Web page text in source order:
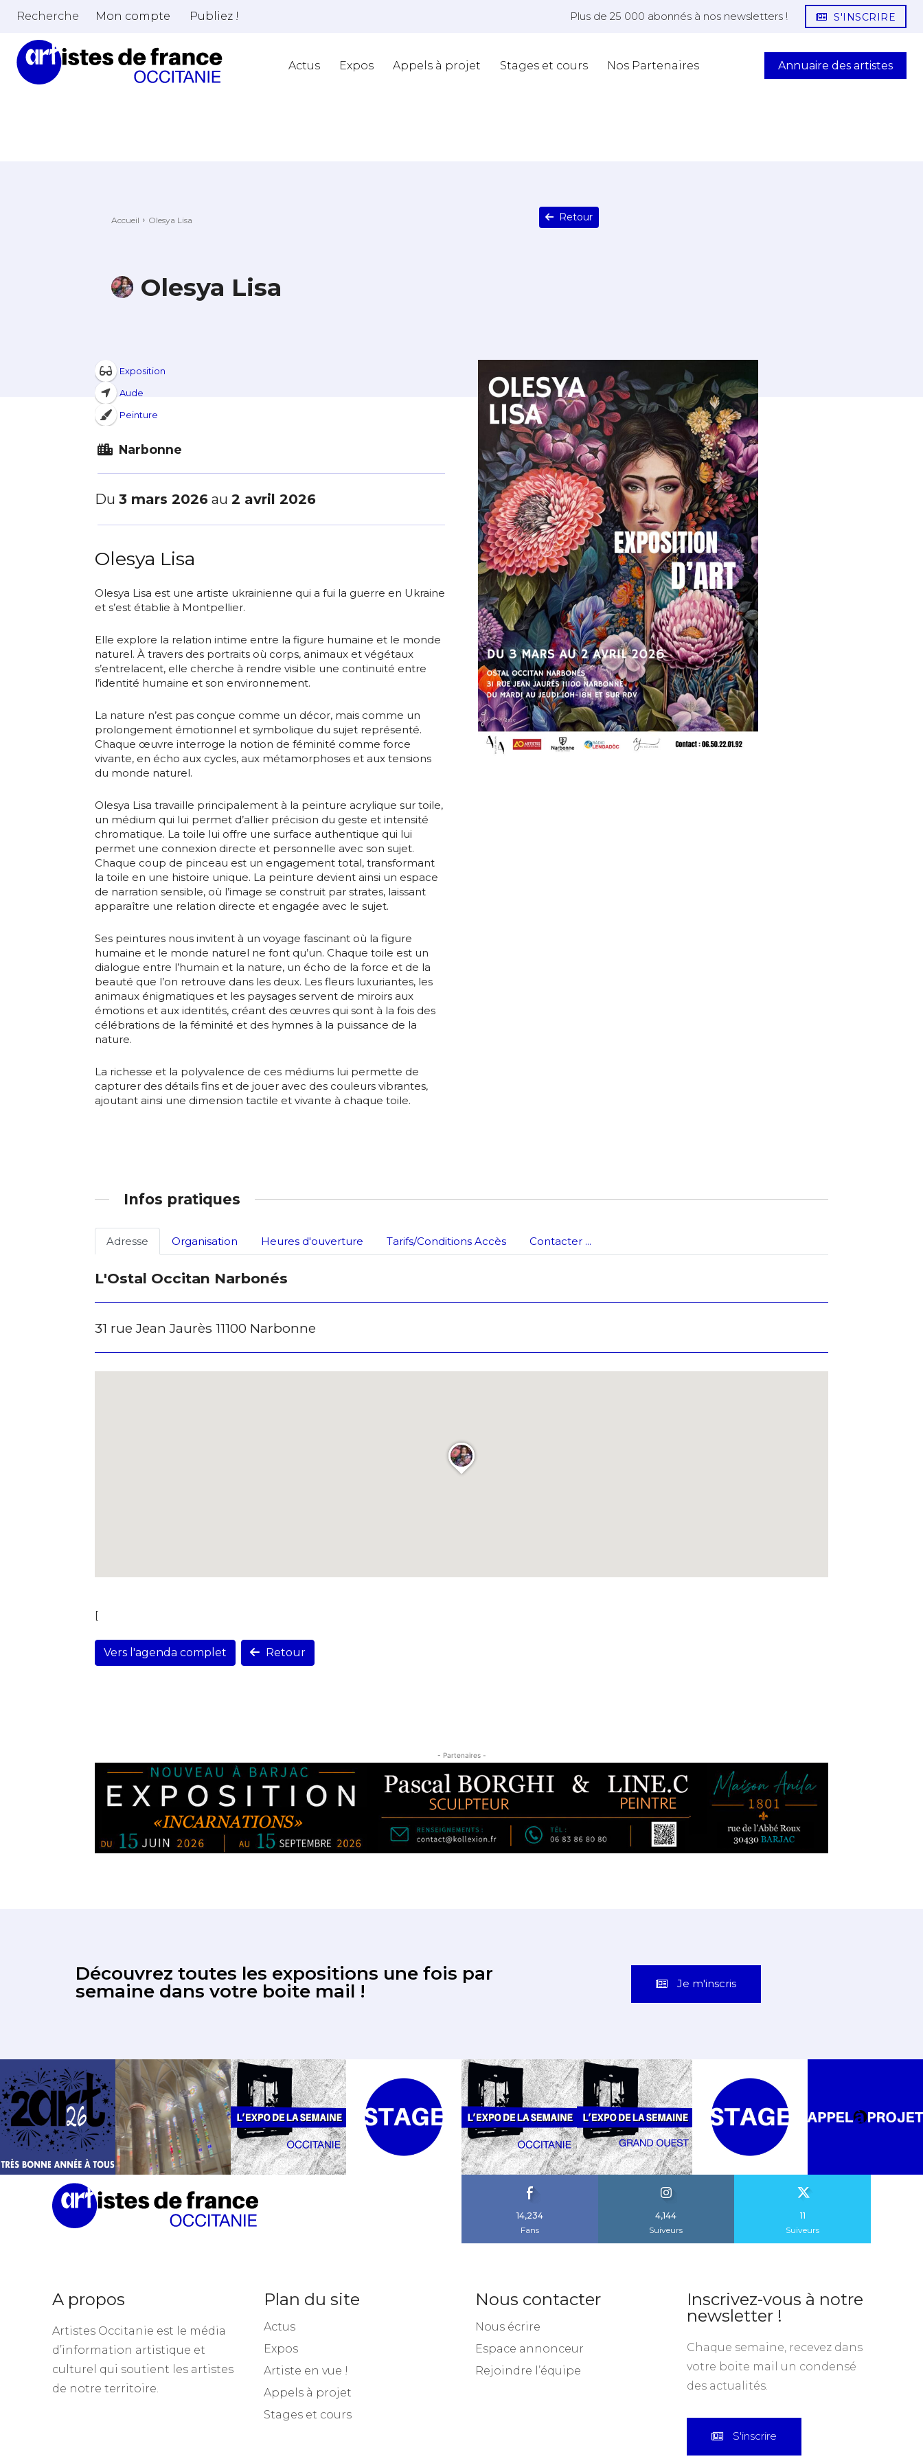
Adresse email*
Prénom
Statut / Organisation
* Champ obligatoire
Adresse email*
Nom
Prénom
Statut / Organisation
J'accepte lestermes et conditions
Recherche Mon compte Publiez ! Plus de 25 000 abonnés à nos newsletters ! S'INSCRIRE
Actus Expos Appels à projet Stages et cours Nos Partenaires Annuaire des artistes
Accueil Olesya Lisa Retour
Olesya Lisa
Exposition
Aude
Peinture
Narbonne
Du 3 mars 2026 au 2 avril 2026
Olesya Lisa
Olesya Lisa est une artiste ukrainienne qui a fui la guerre en Ukraine
et s’est établie à Montpellier.
Elle explore la relation intime entre la figure humaine et le monde
naturel. À travers des portraits où corps, animaux et végétaux
s’entrelacent, elle cherche à rendre visible une continuité entre
l’identité humaine et son environnement.
La nature n’est pas conçue comme un décor, mais comme un
prolongement émotionnel et symbolique du sujet représenté.
Chaque œuvre interroge la notion de féminité comme force
vivante, en écho aux cycles, aux métamorphoses et aux tensions
du monde naturel.
Olesya Lisa travaille principalement à la peinture acrylique sur toile,
un médium qui lui permet d’allier précision du geste et intensité
chromatique. La toile lui offre une surface authentique qui lui
permet une connexion directe et personnelle avec son sujet.
Chaque coup de pinceau est un engagement total, transformant
la toile en une histoire unique. La peinture devient ainsi un espace
de narration sensible, où l’image se construit par strates, laissant
apparaître une relation directe et engagée avec le sujet.
Ses peintures nous invitent à un voyage fascinant où la figure
humaine et le monde naturel ne font qu’un. Chaque toile est un
dialogue entre l’humain et la nature, un écho de la force et de la
beauté que l’on retrouve dans les deux. Les fleurs luxuriantes, les
animaux énigmatiques et les paysages servent de miroirs aux
émotions et aux identités, créant des œuvres qui sont à la fois des
célébrations de la féminité et des hymnes à la puissance de la
nature.
La richesse et la polyvalence de ces médiums lui permette de
capturer des détails fins et de jouer avec des couleurs vibrantes,
ajoutant ainsi une dimension tactile et vivante à chaque toile.
Infos pratiques
Adresse Organisation Heures d'ouverture Tarifs/Conditions Accès Contacter ...
L'Ostal Occitan Narbonés
31 rue Jean Jaurès 11100 Narbonne
[
Vers l'agenda complet Retour
- Partenaires -
Découvrez toutes les expositions une fois par
semaine dans votre boite mail !
14,234
Fans
4,144
Suiveurs
11
Suiveurs
A propos
Artistes Occitanie est le média
d’information artistique et
culturel qui soutient les artistes
Plan du site Nous contacter
Inscrivez-vous à notre
newsletter !
Chaque semaine, recevez dans
votre boite mail un condensé